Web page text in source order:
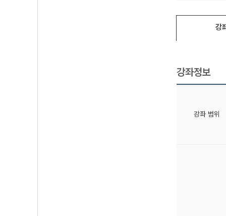
강
강좌정보
강좌 범위